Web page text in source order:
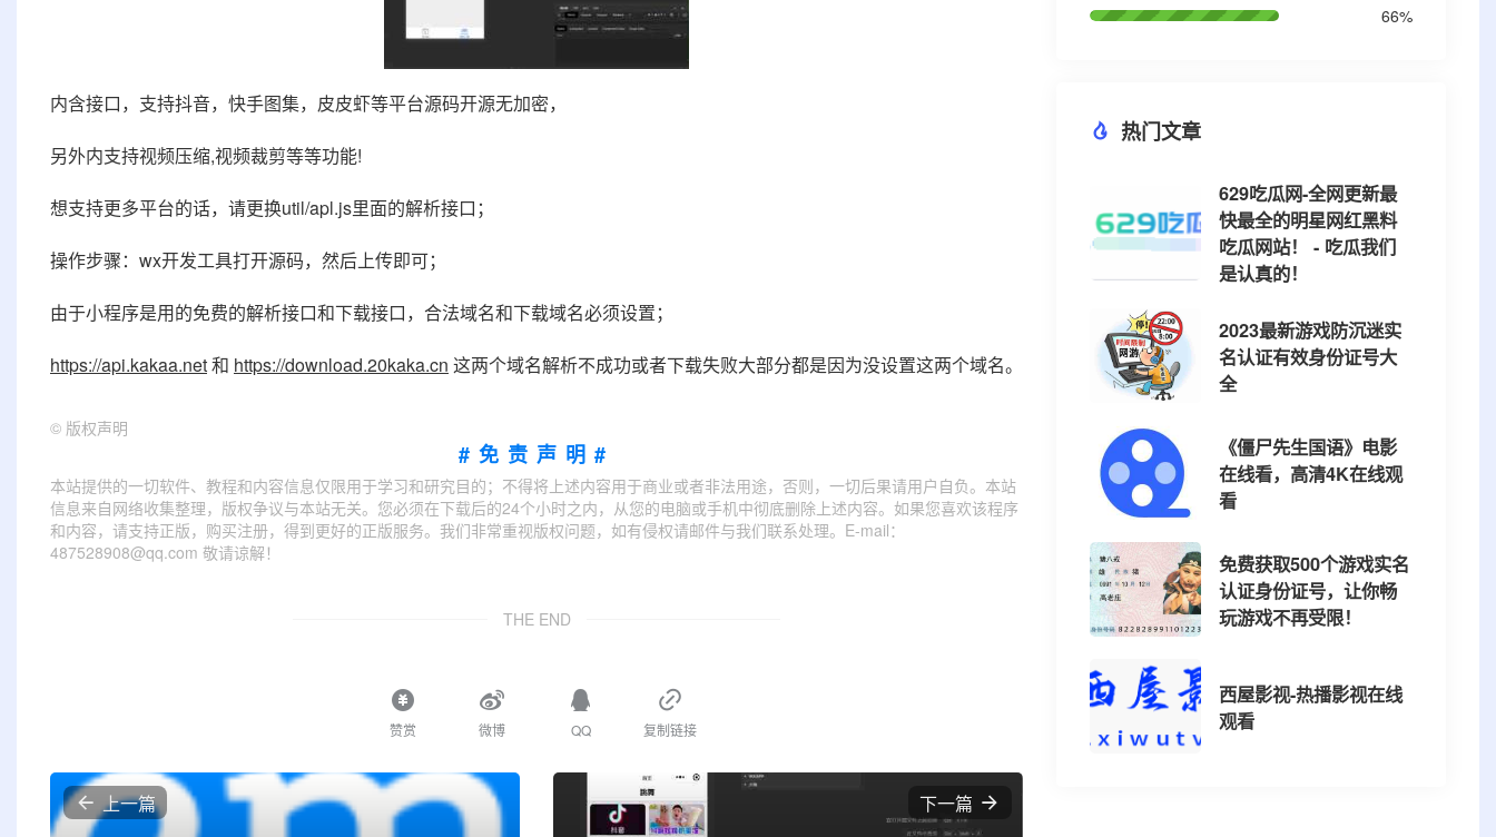
内含接口，支持抖音，快手图集，皮皮虾等平台源码开源无加密，
另外内支持视频压缩,视频裁剪等等功能!
想支持更多平台的话，请更换util/apl.js里面的解析接口；
操作步骤：wx开发工具打开源码，然后上传即可；
由于小程序是用的免费的解析接口和下载接口，合法域名和下载域名必须设置；
https://api.kakaa.net和 https://download.20kaka.cn 这两个域名解析不成功或者下载失败大部分都是因为没设置这两个域名。
© 版权声明
#免责声明#
本站提供的一切软件、教程和内容信息仅限用于学习和研究目的；不得将上述内容用于商业或者非法用途，否则，一切后果请用户自负。本站
信息来自网络收集整理，版权争议与本站无关。您必须在下载后的24个小时之内，从您的电脑或手机中彻底删除上述内容。如果您喜欢该程序
和内容，请支持正版，购买注册，得到更好的正版服务。我们非常重视版权问题，如有侵权请邮件与我们联系处理。E-mail：
487528908@qq.com 敬请谅解！
THE END
赞赏 微博 QQ 复制链接
上一篇 下一篇
66%
热门文章
629吃瓜网-全网更新最
快最全的明星网红黑料
吃瓜网站！ - 吃瓜我们
是认真的！
2023最新游戏防沉迷实
名认证有效身份证号大
全
《僵尸先生国语》电影
在线看，高清4K在线观
看
免费获取500个游戏实名
认证身份证号，让你畅
玩游戏不再受限！
西屋影视-热播影视在线
观看